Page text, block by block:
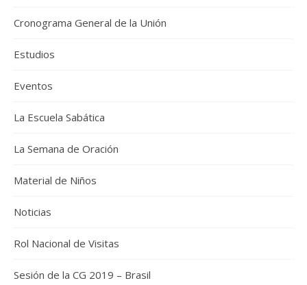
Cronograma General de la Unión
Estudios
Eventos
La Escuela Sabática
La Semana de Oración
Material de Niños
Noticias
Rol Nacional de Visitas
Sesión de la CG 2019 – Brasil